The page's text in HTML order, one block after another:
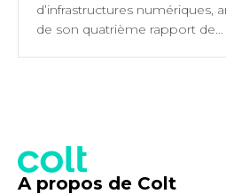
d’infrastructures numériques,
de son quatrième rapport de…
A propos de Colt